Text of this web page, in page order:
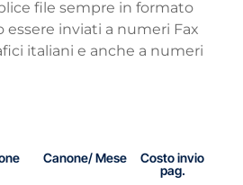
file sempre in formato
essere inviati a numeri Fax
italiani e anche a numeri
Canone/ Mese
Costo invio
pag.